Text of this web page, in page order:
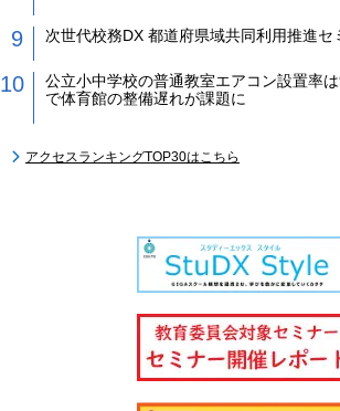
次世代校務DX 都道府県域共同利用推進セ
公立小中学校の普通教室エアコン設置率
で体育館の整備遅れが課題に
アクセスランキングTOP30はこちら